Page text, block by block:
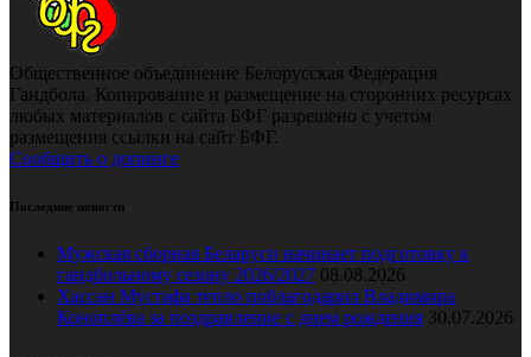
Общественное объединение Белорусская Федерация
Гандбола. Копирование и размещение на сторонних ресурсах
любых материалов с сайта БФГ разрешено с учетом
размещения ссылки на сайт БФГ.
Сообщить о допинге
Последние новости
Мужская сборная Беларуси начинает подготовку к
гандбольному сезону 2026/2027 08.08.2026
Хассан Мустафа тепло поблагодарил Владимира
Коноплёва за поздравление с днем рождения 30.07.2026